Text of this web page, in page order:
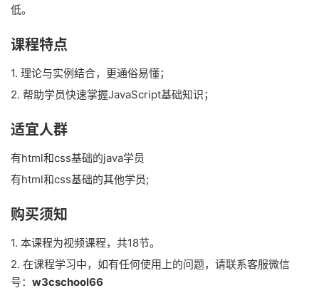
低。
课程特点
1. 理论与实例结合，更通俗易懂；
2. 帮助学员快速掌握JavaScript基础知识；
适宜人群
有html和css基础的java学员
有html和css基础的其他学员;
购买须知
1. 本课程为视频课程，共18节。
2. 在课程学习中，如有任何使用上的问题，请联系客服微信
号： w3cschool66